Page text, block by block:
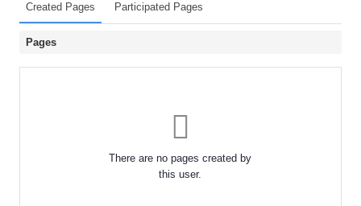
Created Pages Participated Pages
Pages
There are no pages created by
this user.